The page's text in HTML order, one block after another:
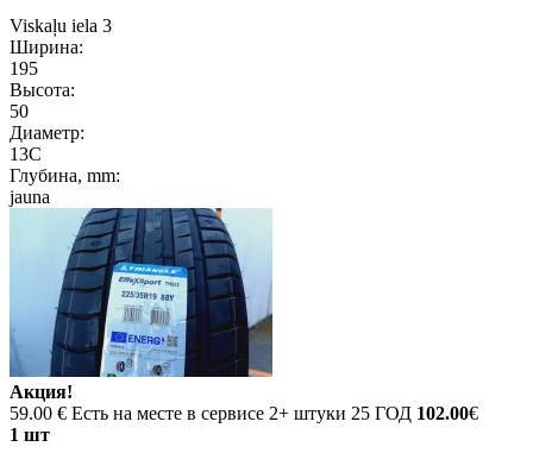
Viskaļu iela 3
Ширина:
195
Высота:
50
Диаметр:
13C
Глубина, mm:
jauna
Акция!
59.00 € Есть на месте в сервисе 2+ штуки 25 ГОД 102.00€
1 шт